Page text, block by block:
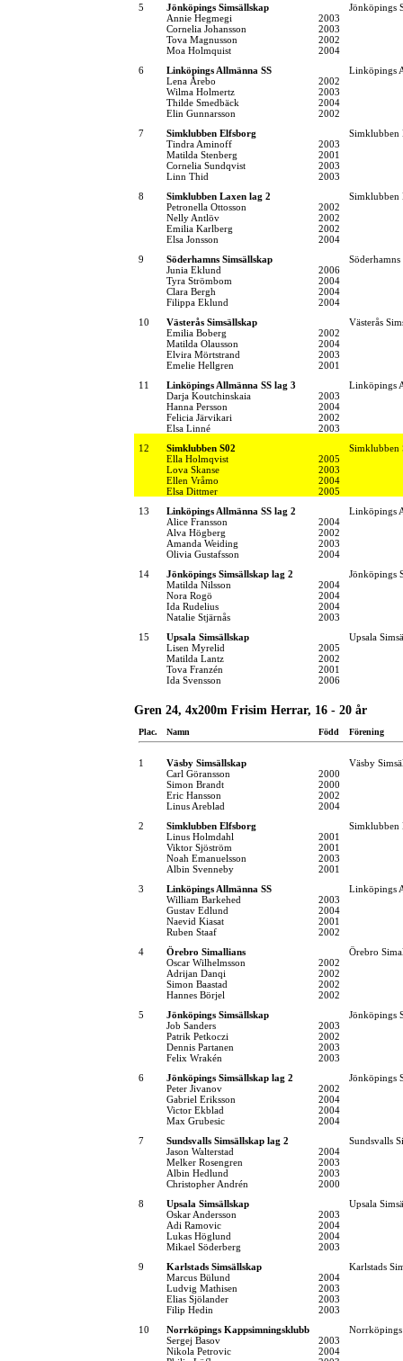
5
Jönköpings Simsällskap
Jönköpings
Annie Hegmegi
2003
Cornelia Johansson
2003
Tova Magnusson
2002
Moa Holmquist
2004
6
Linköpings Allmänna SS
Linköpings
Lena Årebo
2002
Wilma Holmertz
2003
Thilde Smedbäck
2004
Elin Gunnarsson
2002
7
Simklubben Elfsborg
Simklubben
Tindra Aminoff
2003
Matilda Stenberg
2001
Cornelia Sundqvist
2003
Linn Thid
2003
8
Simklubben Laxen lag 2
Simklubben
Petronella Ottosson
2002
Nelly Antlöv
2002
Emilia Karlberg
2002
Elsa Jonsson
2004
9
Söderhamns Simsällskap
Junia Eklund
2006
Tyra Strömbom
2004
Clara Bergh
2004
Filippa Eklund
2004
10
Västerås Simsällskap
Västerås
Emilia Boberg
2002
Matilda Olausson
2004
Elvira Mörtstrand
2003
Emelie Hellgren
2001
11
Linköpings Allmänna SS lag 3
Linköpings
Darja Koutchinskaia
2003
Hanna Persson
2004
Felicia Järvikari
2002
Elsa Linné
2003
12
Simklubben S02
Simklubben
Ella Holmqvist
2005
Lova Skanse
2003
Ellen Vråmo
2004
Elsa Dittmer
2005
13
Linköpings Allmänna SS lag 2
Linköpings
Alice Fransson
2004
Alva Högberg
2002
Amanda Weiding
2003
Olivia Gustafsson
2004
14
Jönköpings Simsällskap lag 2
Jönköpings
Matilda Nilsson
2004
Nora Rogö
2004
Ida Rudelius
2004
Natalie Stjärnås
2003
15
Upsala Simsällskap
Upsala
Lisen Myrelid
2005
Matilda Lantz
2002
Tova Franzén
2001
Ida Svensson
2006
Gren 24, 4x200m Frisim Herrar, 16 - 20 år
Plac. Namn Född Förening
1 Väsby Simsällskap
Väsby
Carl Göransson
2000
Simon Brandt
2000
Eric Hansson
2002
Linus Areblad
2004
2
Simklubben Elfsborg
Simklubben
Linus Holmdahl
2001
Viktor Sjöström
2001
Noah Emanuelsson
2003
Albin Svenneby
2001
3
Linköpings Allmänna SS
Linköpings
William Barkehed
2003
Gustav Edlund
2004
Naevid Kiasat
2001
Ruben Staaf
2002
4
Örebro Simallians
Örebro
Oscar Wilhelmsson
2002
Adrijan Danqi
2002
Simon Baastad
2002
Hannes Börjel
2002
5
Jönköpings Simsällskap
Jönköpings
Job Sanders
2003
Patrik Petkoczi
2002
Dennis Partanen
2003
Felix Wrakén
2003
6
Jönköpings Simsällskap lag 2
Jönköpings
Peter Jivanov
2002
Gabriel Eriksson
2004
Victor Ekblad
2004
Max Grubesic
2004
7
Sundsvalls Simsällskap lag 2
Sundsvalls
Jason Walterstad
2004
Melker Rosengren
2003
Albin Hedlund
2003
Christopher Andrén
2000
8
Upsala Simsällskap
Upsala
Oskar Andersson
2003
Adi Ramovic
2004
Lukas Höglund
2004
Mikael Söderberg
2003
9
Karlstads Simsällskap
Karlstads
Marcus Bülund
2004
Ludvig Mathisen
2003
Elias Sjölander
2003
Filip Hedin
2003
10
Norrköpings Kappsimningsklubb
Sergej Basov
2003
Nikola Petrovic
2004